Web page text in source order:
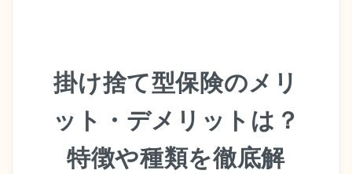
掛け捨て型保険のメリ
ット・デメリットは？
特徴や種類を徹底解